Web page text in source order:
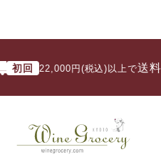
22,000円(税込)以上で 送料無